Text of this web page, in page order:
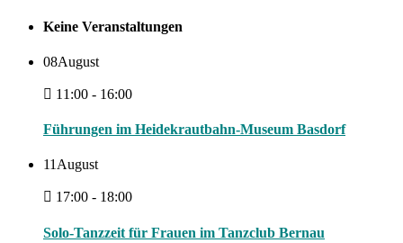
Keine Veranstaltungen
08August
11:00 - 16:00
Führungen im Heidekrautbahn-Museum Basdorf
11August
17:00 - 18:00
Solo-Tanzzeit für Frauen im Tanzclub Bernau